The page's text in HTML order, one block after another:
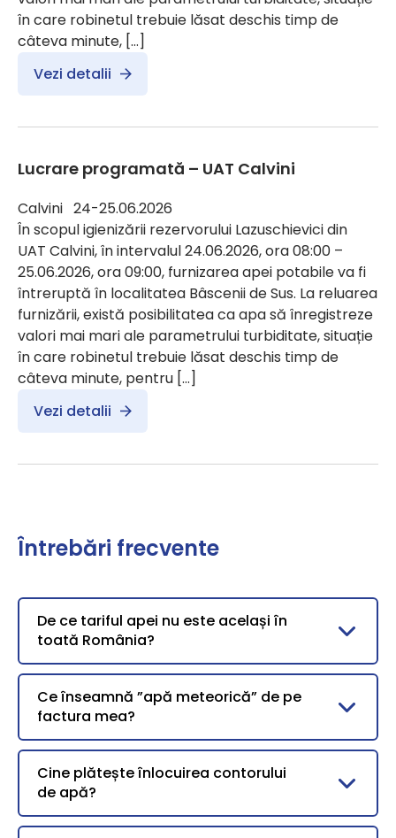
în care robinetul trebuie lăsat deschis timp de
câteva minute, […]
Vezi detalii
Lucrare programată – UAT Calvini
Calvini 24-25.06.2026
În scopul igienizării rezervorului Lazuschievici din
UAT Calvini, în intervalul 24.06.2026, ora 08:00 –
25.06.2026, ora 09:00, furnizarea apei potabile va fi
întreruptă în localitatea Bâscenii de Sus. La reluarea
furnizării, există posibilitatea ca apa să înregistreze
valori mai mari ale parametrului turbiditate, situație
în care robinetul trebuie lăsat deschis timp de
câteva minute, pentru […]
Vezi detalii
Întrebări frecvente
De ce tariful apei nu este același în
toată România?
Ce înseamnă ”apă meteorică” de pe
factura mea?
Cine plătește înlocuirea contorului
de apă?